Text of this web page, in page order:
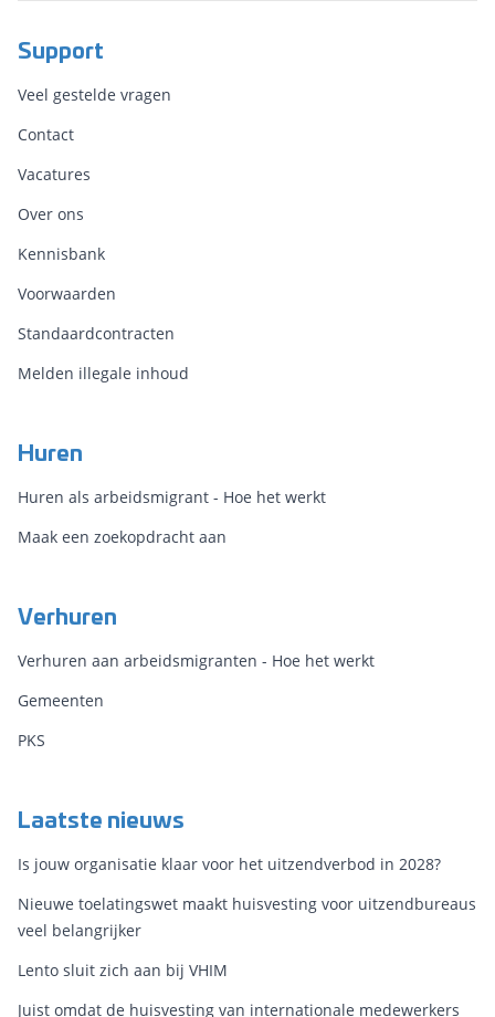
Support
Veel gestelde vragen
Contact
Vacatures
Over ons
Kennisbank
Voorwaarden
Standaardcontracten
Melden illegale inhoud
Huren
Huren als arbeidsmigrant - Hoe het werkt
Maak een zoekopdracht aan
Verhuren
Verhuren aan arbeidsmigranten - Hoe het werkt
Gemeenten
PKS
Laatste nieuws
Is jouw organisatie klaar voor het uitzendverbod in 2028?
Nieuwe toelatingswet maakt huisvesting voor uitzendbureaus
veel belangrijker
Lento sluit zich aan bij VHIM
Juist omdat de huisvesting van internationale medewerkers